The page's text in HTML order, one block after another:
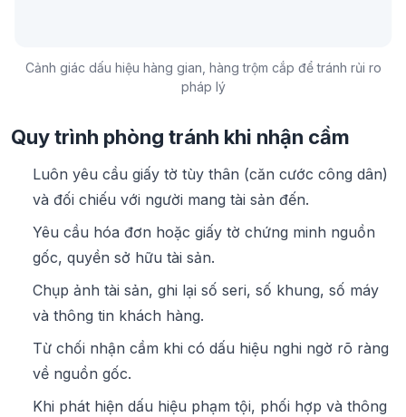
Cảnh giác dấu hiệu hàng gian, hàng trộm cắp để tránh rủi ro
pháp lý
Quy trình phòng tránh khi nhận cầm
Luôn yêu cầu giấy tờ tùy thân (căn cước công dân)
và đối chiếu với người mang tài sản đến.
Yêu cầu hóa đơn hoặc giấy tờ chứng minh nguồn
gốc, quyền sở hữu tài sản.
Chụp ảnh tài sản, ghi lại số seri, số khung, số máy
và thông tin khách hàng.
Từ chối nhận cầm khi có dấu hiệu nghi ngờ rõ ràng
về nguồn gốc.
Khi phát hiện dấu hiệu phạm tội, phối hợp và thông